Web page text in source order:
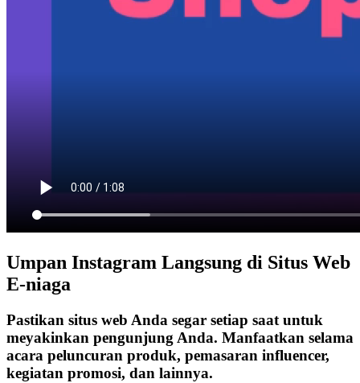
Umpan Instagram Langsung di Situs Web
E-niaga
Pastikan situs web Anda segar setiap saat untuk
meyakinkan pengunjung Anda. Manfaatkan selama
acara peluncuran produk, pemasaran influencer,
kegiatan promosi, dan lainnya.